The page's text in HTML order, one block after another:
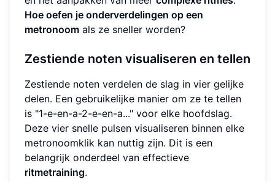
Hoe oefen je onderverdelingen op een
metronoom als ze sneller worden?
Zestiende noten visualiseren en tellen
Zestiende noten verdelen de slag in vier gelijke
delen. Een gebruikelijke manier om ze te tellen
is "1-e-en-a-2-e-en-a..." voor elke hoofdslag.
Deze vier snelle pulsen visualiseren binnen elke
metronoomklik kan nuttig zijn. Dit is een
belangrijk onderdeel van effectieve
ritmetraining.